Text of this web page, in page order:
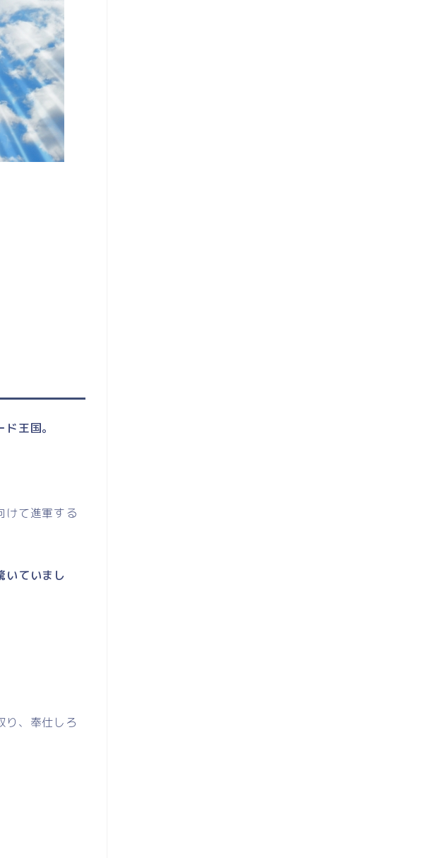
王国。
けて進軍する
いていまし
り、奉仕しろ